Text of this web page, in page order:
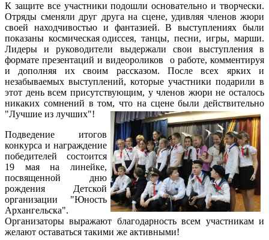
К защите все участники подошли основательно и творчески.
Отряды сменяли друг друга на сцене, удивляя членов жюри
своей находчивостью и фантазией. В выступлениях были
показаны космическая одиссея, танцы, песни, игры, марши.
Лидеры и руководители выдержали свои выступления в
формате презентаций и видеороликов о работе, комментируя
и дополняя их своим рассказом. После всех ярких и
незабываемых выступлений, которые участники подарили в
этот день всем присутствующим, у членов жюри не осталось
никаких сомнений в том, что на сцене были действительно
"Лучшие из лучших"!
Подведение итогов
конкурса и награждение
победителей состоится
19 мая на линейке,
посвященной дню
рождения Детской
организации "Юность
Архангельска".
Организаторы выражают благодарность всем участникам и
желают оставаться такими же активными!